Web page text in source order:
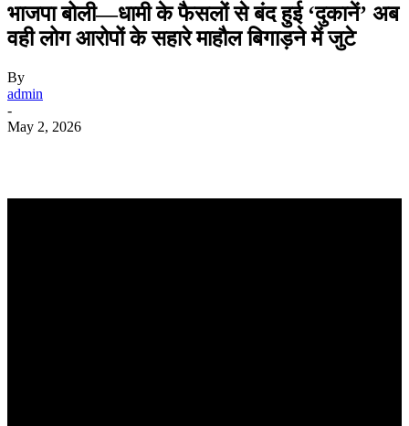
भाजपा बोली—धामी के फैसलों से बंद हुई ‘दुकानें’ अब
वही लोग आरोपों के सहारे माहौल बिगाड़ने में जुटे
By
admin
-
May 2, 2026